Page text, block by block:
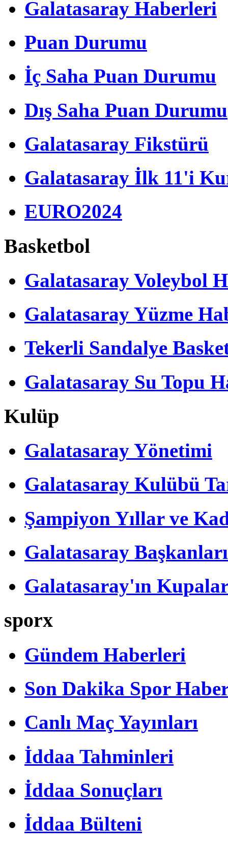
Galatasaray Haberleri
Puan Durumu
İç Saha Puan Durumu
Dış Saha Puan Durumu
Galatasaray Fikstürü
Galatasaray İlk 11'i
EURO2024
Basketbol
Galatasaray Voleybol
Galatasaray Yüzme
Tekerli Sandalye
Galatasaray Su Topu
Kulüp
Galatasaray Yönetimi
Galatasaray Kulübü
Şampiyon Yıllar ve
Galatasaray Başkanları
Galatasaray'ın
sporx
Gündem Haberleri
Son Dakika Spor
Canlı Maç Yayınları
İddaa Tahminleri
İddaa Sonuçları
İddaa Bülteni